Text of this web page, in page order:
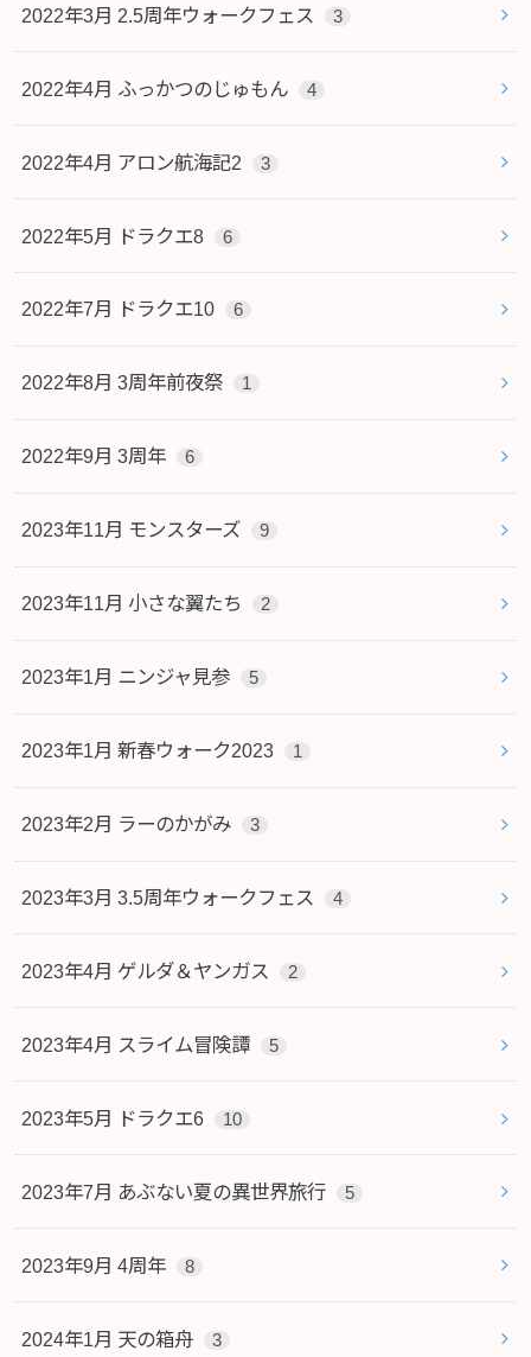
2022年3月 2.5周年ウォークフェス 3
2022年4月 ふっかつのじゅもん 4
2022年4月 アロン航海記2 3
2022年5月 ドラクエ8 6
2022年7月 ドラクエ10 6
2022年8月 3周年前夜祭 1
2022年9月 3周年 6
2023年11月 モンスターズ 9
2023年11月 小さな翼たち 2
2023年1月 ニンジャ見参 5
2023年1月 新春ウォーク2023 1
2023年2月 ラーのかがみ 3
2023年3月 3.5周年ウォークフェス 4
2023年4月 ゲルダ＆ヤンガス 2
2023年4月 スライム冒険譚 5
2023年5月 ドラクエ6 10
2023年7月 あぶない夏の異世界旅行 5
2023年9月 4周年 8
2024年1月 天の箱舟 3